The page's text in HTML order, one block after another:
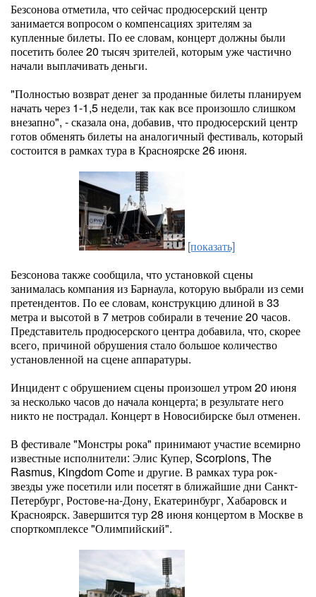
Безсонова отметила, что сейчас продюсерский центр
занимается вопросом о компенсациях зрителям за
купленные билеты. По ее словам, концерт должны были
посетить более 20 тысяч зрителей, которым уже частично
начали выплачивать деньги.
"Полностью возврат денег за проданные билеты планируем
начать через 1-1,5 недели, так как все произошло слишком
внезапно", - сказала она, добавив, что продюсерский центр
готов обменять билеты на аналогичный фестиваль, который
состоится в рамках тура в Красноярске 26 июня.
[показать]
Безсонова также сообщила, что установкой сцены
занималась компания из Барнаула, которую выбрали из семи
претендентов. По ее словам, конструкцию длиной в 33
метра и высотой в 7 метров собирали в течение 20 часов.
Представитель продюсерского центра добавила, что, скорее
всего, причиной обрушения стало большое количество
установленной на сцене аппаратуры.
Инцидент с обрушением сцены произошел утром 20 июня
за несколько часов до начала концерта; в результате него
никто не пострадал. Концерт в Новосибирске был отменен.
В фестивале "Монстры рока" принимают участие всемирно
известные исполнители: Элис Купер, Scorpions, The
Rasmus, Kingdom Comе и другие. В рамках тура рок-
звезды уже посетили или посетят в ближайшие дни Санкт-
Петербург, Ростове-на-Дону, Екатеринбург, Хабаровск и
Красноярск. Завершится тур 28 июня концертом в Москве в
спорткомплексе "Олимпийский".